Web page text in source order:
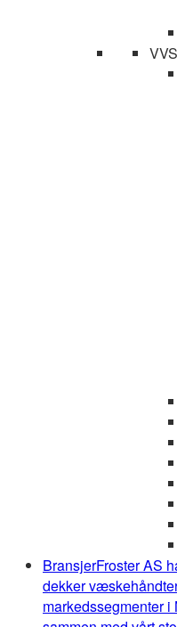
BransjerFroster AS
dekker
markedssegmenter